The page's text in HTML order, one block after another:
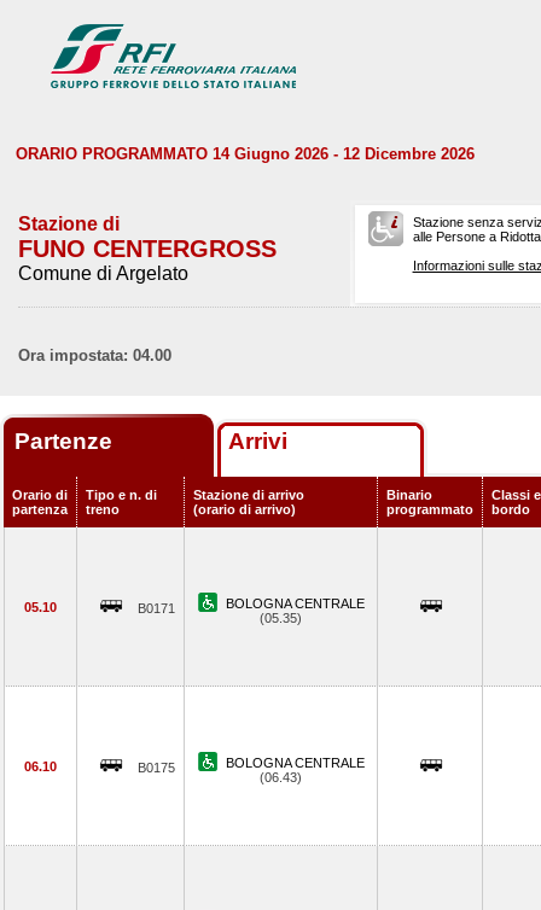
ORARIO PROGRAMMATO 14 Giugno 2026 - 12 Dicembre 2026
Stazione di
FUNO CENTERGROSS
Comune di Argelato
Stazione senza
alle Persone a
Informazioni sulle
Ora impostata: 04.00
Partenze Arrivi
Orario di
partenza
Tipo e n. di
treno
Stazione di arrivo
(orario di arrivo)
Binario
programmato
Classi
bordo
05.10 B0171
BOLOGNA CENTRALE
(05.35)
06.10 B0175
BOLOGNA CENTRALE
(06.43)